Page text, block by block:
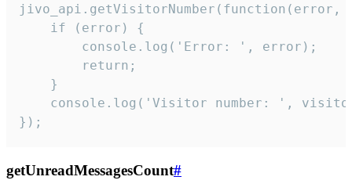
jivo_api.getVisitorNumber(function(error,
    if (error) {
        console.log('Error: ', error);
        return;
    }
console.log('Visitor number: ',
});
getUnreadMessagesCount#